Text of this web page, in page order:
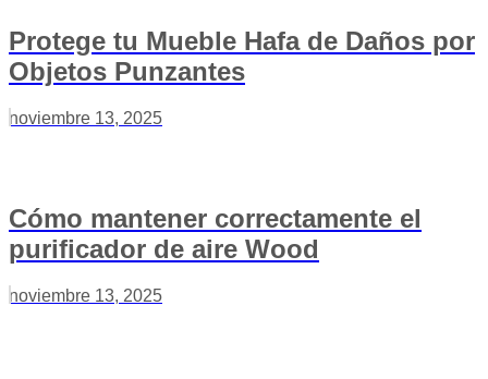
Protege tu Mueble Hafa de Daños por
Objetos Punzantes
noviembre 13, 2025
Cómo mantener correctamente el
purificador de aire Wood
noviembre 13, 2025